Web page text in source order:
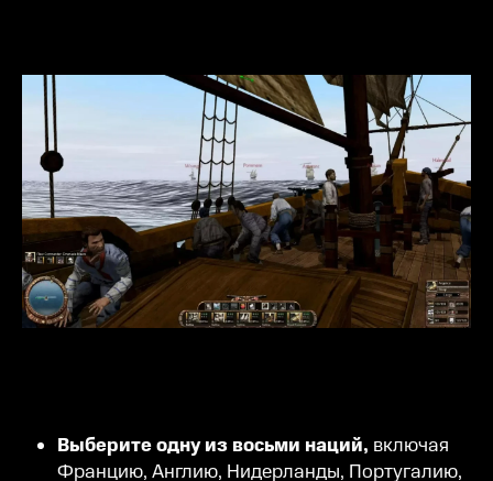
Выберите одну из восьми наций, включая
Францию, Англию, Нидерланды, Португалию,